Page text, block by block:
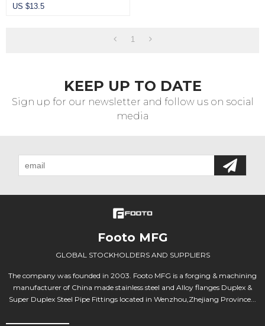
US $13.5
1
KEEP UP TO DATE
Sign up for our newsletter and follow us on social
media
Footo MFG
GLOBAL STOCKHOLDERS AND SUPPLIERS
The company was founded in 2003. Footo MFG is a forging & machining
manufacturer of China made stainless steel and Alloy flanges Duplex &
Super Duplex Steel Pipe Fittings located in Wenzhou,Zhejiang Province...